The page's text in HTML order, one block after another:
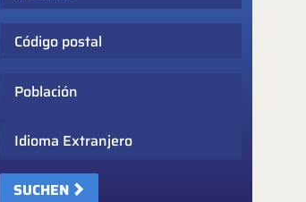
Idioma Extranjero
SUCHEN